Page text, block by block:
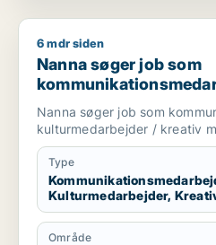
Nanna søger job som
6 mdr siden
Nanna søger job som
kulturmedarbejder /
Nanna søger job som
kulturmedarbejder / kreativ
Type
Kulturmedarbejder,
Område